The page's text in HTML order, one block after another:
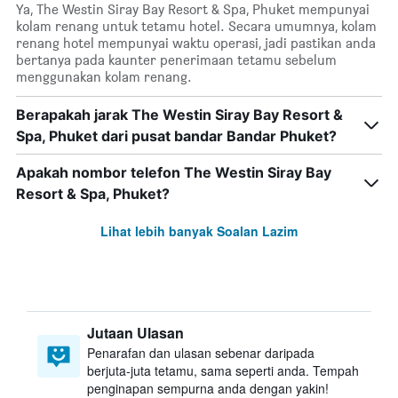
Ya, The Westin Siray Bay Resort & Spa, Phuket mempunyai
kolam renang untuk tetamu hotel. Secara umumnya, kolam
renang hotel mempunyai waktu operasi, jadi pastikan anda
bertanya pada kaunter penerimaan tetamu sebelum
menggunakan kolam renang.
Berapakah jarak The Westin Siray Bay Resort &
Spa, Phuket dari pusat bandar Bandar Phuket?
Apakah nombor telefon The Westin Siray Bay
Resort & Spa, Phuket?
Lihat lebih banyak Soalan Lazim
Jutaan Ulasan
Penarafan dan ulasan sebenar daripada
berjuta-juta tetamu, sama seperti anda. Tempah
penginapan sempurna anda dengan yakin!